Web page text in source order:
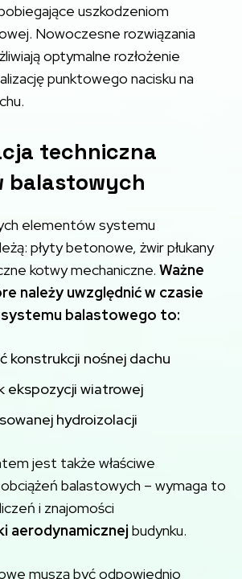
uszkodzeniom
Nowoczesne rozwiązania
optymalne rozłożenie
punktowego nacisku na
techniczna
balastowych
elementów systemu
płyty betonowe, żwir płukany
kotwy mechaniczne. Ważne
należy uwzględnić w czasie
balastowego to:
konstrukcji nośnej dachu
ekspozycji wiatrowej
hydroizolacji
jest także właściwe
balastowych – wymaga to
i znajomości
aerodynamicznej budynku.
muszą być odpowiednio